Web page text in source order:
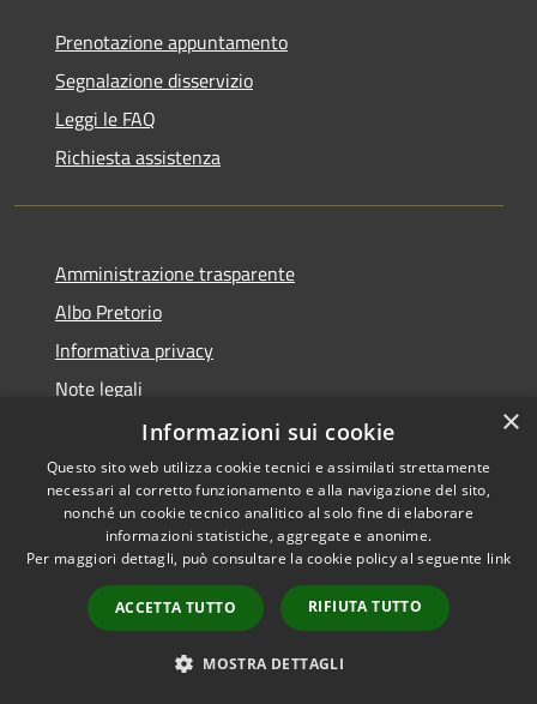
Prenotazione appuntamento
Segnalazione disservizio
Leggi le FAQ
Richiesta assistenza
Amministrazione trasparente
Albo Pretorio
Informativa privacy
Note legali
Dichiarazione di accessibilità
RSS
Copyright © 2026 • Comune di
Municipium•
Accesso
redazione
×
Informazioni sui cookie
Questo sito web utilizza cookie tecnici e assimilati strettamente
necessari al corretto funzionamento e alla navigazione del sito,
nonché un cookie tecnico analitico al solo fine di elaborare
informazioni statistiche, aggregate e anonime.
Per maggiori dettagli, può consultare la cookie policy al seguente link
ACCETTA TUTTO RIFIUTA TUTTO
MOSTRA DETTAGLI